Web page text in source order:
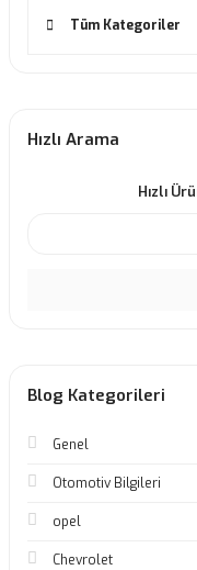
Tüm Kategoriler
Hızlı Arama
Hızlı
Blog Kategorileri
Genel
Otomotiv Bilgileri
opel
Chevrolet